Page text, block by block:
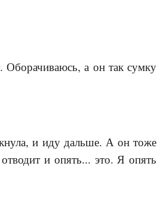
а он так сумку
и иду дальше. А он тоже
и опять... это. Я опять